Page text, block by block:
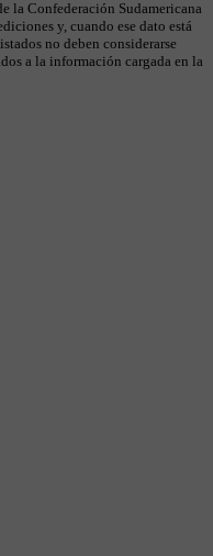
la Confederación Sudamericana
y, cuando ese dato está
no deben considerarse
a la información cargada en la